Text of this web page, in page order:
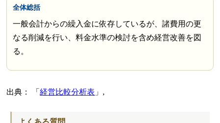
全体総括
一般会計からの繰入金に依存しているが、諸費用の更
なる削減を行い、料金水準の検討を含め経営改善を図
る。
出典： 経営比較分析表 ,